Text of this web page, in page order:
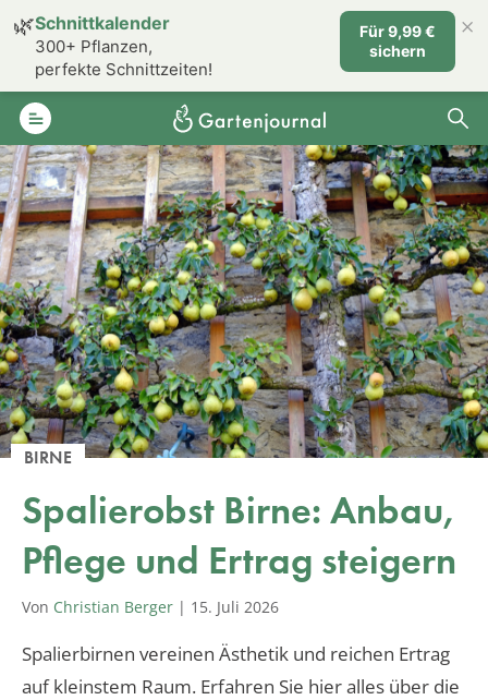
BIRNE
Spalierobst Birne: Anbau,
Pflege und Ertrag steigern
Von Christian Berger | 15. Juli 2026
Spalierbirnen vereinen Ästhetik und reichen Ertrag
auf kleinstem Raum. Erfahren Sie hier alles über die
🌿Schnittkalender
300+ Pflanzen,
perfekte Schnittzeiten!
Für 9,99 €
sichern
×